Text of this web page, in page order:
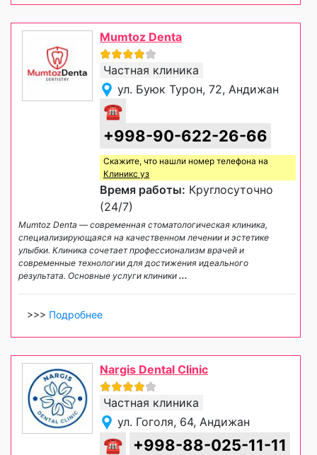
Mumtoz Denta
Частная клиника
ул. Буюк Турон, 72, Андижан
☎
+998-90-622-26-66
Скажите, что нашли номер телефона на
Клиникс уз
Время работы: Круглосуточно
(24/7)
Mumtoz Denta — современная стоматологическая клиника,
специализирующаяся на качественном лечении и эстетике
улыбки. Клиника сочетает профессионализм врачей и
современные технологии для достижения идеального
результата. Основные услуги клиники ...
>>> Подробнее
Nargis Dental Clinic
Частная клиника
ул. Гоголя, 64, Андижан
☎ +998-88-025-11-11